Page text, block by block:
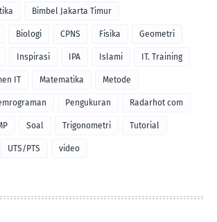
Bimbel Jakarta Timur
Biologi CPNS Fisika Geometri
Inspirasi IPA Islami IT. Training
IT Matematika Metode
Pengukuran Radarhot com
Soal Trigonometri Tutorial
UTS/PTS video